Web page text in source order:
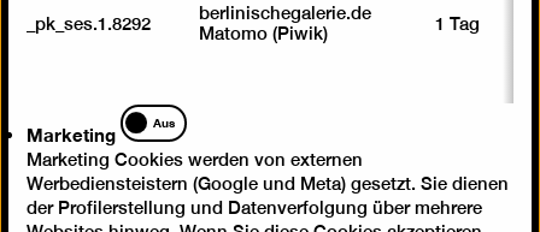
_pk_ses.1.8292
berlinischegalerie.de
Matomo (Piwik)
1 Tag
Marketing
Marketing
Aus
Marketing Cookies werden von externen
Werbediensteistern (Google und Meta) gesetzt. Sie dienen
der Profilerstellung und Datenverfolgung über mehrere